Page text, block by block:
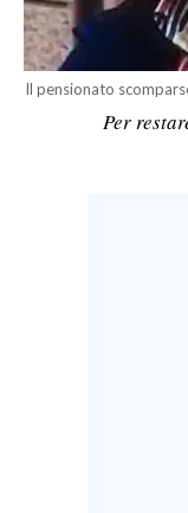
LAVORO
BANDI
SPORT IN SARDEGNA
Il pensionato
Per